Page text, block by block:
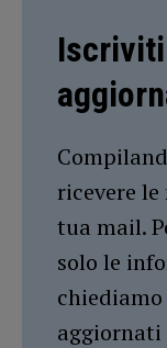
ricevere
tua mail.
solo le